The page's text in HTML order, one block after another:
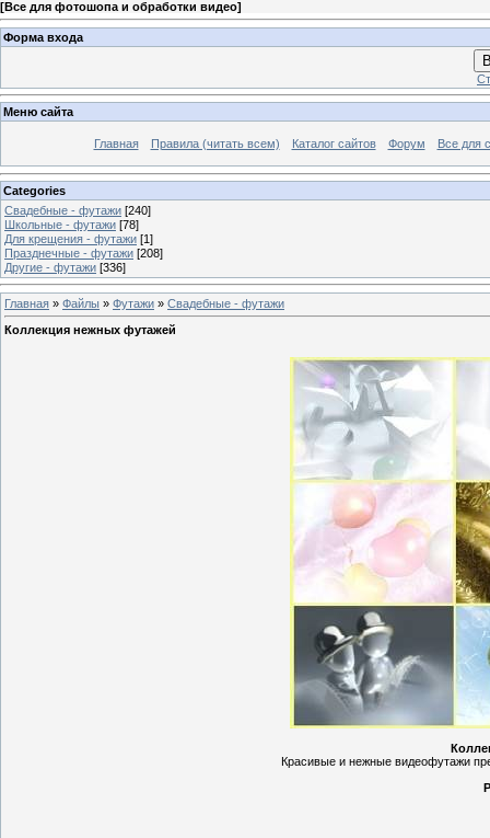
[Все для фотошопа и обработки видео]
Форма входа
Меню сайта
Главная Правила (читать всем) Каталог сайтов Форум Все для
Categories
Свадебные - футажи [240]
Школьные - футажи [78]
Для крещения - футажи [1]
Празднечные - футажи [208]
Другие - футажи [336]
Главная » Файлы » Футажи » Свадебные - футажи
Коллекция нежных футажей
Красивые и нежные видеофутажи